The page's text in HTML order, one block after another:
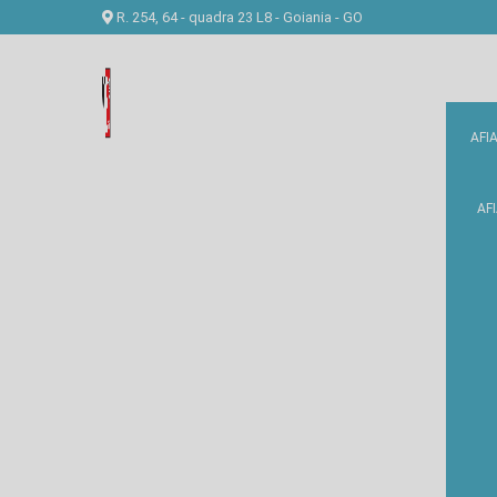
R. 254, 64 - quadra 23 L8 - Goiania - GO